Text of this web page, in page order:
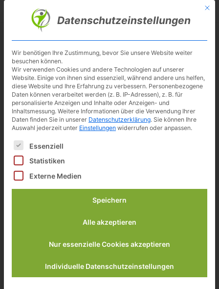
Skip
Besuche meinen Youtube-Kanal ▶︎
Christopeit Ergometer AL2 im
Test
Den Christopeit AL2 Ergometer gibt es nun
In diesem Test habe ich den Ergometer
Mit
Datenschutzeinstellungen
Wir benötigen Ihre Zustimmung, bevor Sie unsere Website weiter
besuchen können.
Wir verwenden Cookies und andere Technologien auf unserer
Website. Einige von ihnen sind essenziell, während andere uns helfen,
diese Website und Ihre Erfahrung zu verbessern. Personenbezogene
Daten können verarbeitet werden (z. B. IP-Adressen), z. B. für
personalisierte Anzeigen und Inhalte oder Anzeigen- und
Inhaltsmessung. Weitere Informationen über die Verwendung Ihrer
Daten finden Sie in unserer Datenschutzerklärung. Sie können Ihre
Auswahl jederzeit unter Einstellungen widerrufen oder anpassen.
Es folgt eine Liste der Service-Gruppen, für die eine
Essenziell
Statistiken
Externe Medien
Speichern
Alle akzeptieren
Nur essenzielle Cookies akzeptieren
Individuelle Datenschutzeinstellungen